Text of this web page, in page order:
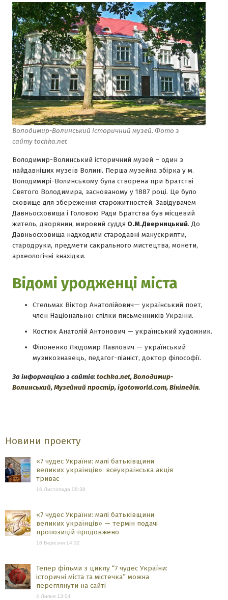
Володимир-Волинський історичний музей. Фото з
сайту tochka.net
Володимир-Волинський історичний музей – один з
найдавніших музеїв Волині. Перша музейна збірка у м.
Володимирі-Волинському була створена при Братстві
Святого Володимира, заснованому у 1887 році. Це було
сховище для збереження старожитностей. Завідувачем
Давньосховища і Головою Ради Братства був місцевий
житель, дворянин, мировий суддя О.М.Дверницький. До
Давньосховища надходили стародавні манускрипти,
стародруки, предмети сакрального мистецтва, монети,
археологічні знахідки.
Відомі уродженці міста
Стельмах Віктор Анатолійович— український поет,
член Національної спілки письменників України.
Костюк Анатолій Антонович — український художник.
Філоненко Людомир Павлович — український
музикознавець, педагог-піаніст, доктор філософії.
За інформацією з сайтів:tochka.net,Володимир-
Волинський,Музейний простір,igotoworld.com,Вікіпедія.
Новини проекту
«7 чудес України: малі батьківщини
великих українців»: всеукраїнська акція
триває
16 Листопада 08:38
«7 чудес України: малі батьківщини
великих українців» — термін подачі
пропозицій продовжено
18 Березня 14:32
Тепер фільми з циклу “7 чудес України:
історичні міста та містечка” можна
переглянути на сайті
4 Липня 13:04